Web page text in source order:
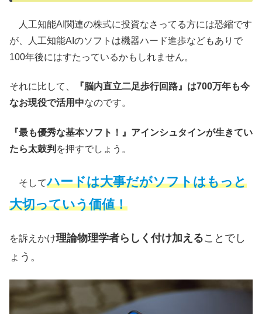
人工知能AI関連の株式に投資なさってる方には恐縮です
が、人工知能AIのソフトは機器ハード進歩などもありで
100年後にはすたっているかもしれません。
それに比して、
『脳内直立二足歩行回路』は700万年も今
なお現役で活用中なのです。
『最も優秀な基本ソフト！』アインシュタインが生きてい
たら太鼓判 を押すでしょう。
そしてハードは大事だがソフトはもっと
大切っていう価値！
を訴えかけ理論物理学者らしく付け加えることでし
ょう。